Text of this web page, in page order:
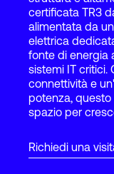
Accesso
certificata TR3
alimentata da
elettrica
fonte di energia
sistemi IT critici.
connettività e
potenza,
spazio per
Richiedi una